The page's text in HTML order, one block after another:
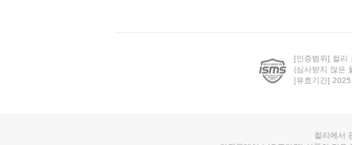
[인증범위] 컬리
(심사받지 않은
[유효기간]
컬리에서